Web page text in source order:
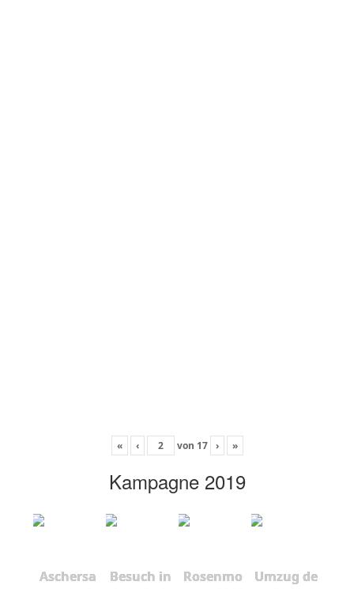
« ‹ von 17 › »
Kampagne 2019
Aschersa
Besuch in
Rosenmo
Umzug de